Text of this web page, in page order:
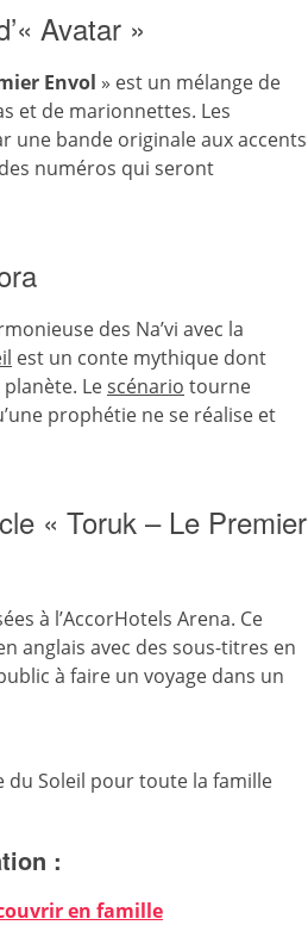
Avatar »
Envol » est un mélange de
et de marionnettes. Les
une bande originale aux accents
numéros qui seront
des Na’vi avec la
est un conte mythique dont
Lescénario tourne
prophétie ne se réalise et
« Toruk – Le Premier
à l’AccorHotels Arena. Ce
anglais avec des sous-titres en
à faire un voyage dans un
du Soleil pour toute la famille
:
en famille